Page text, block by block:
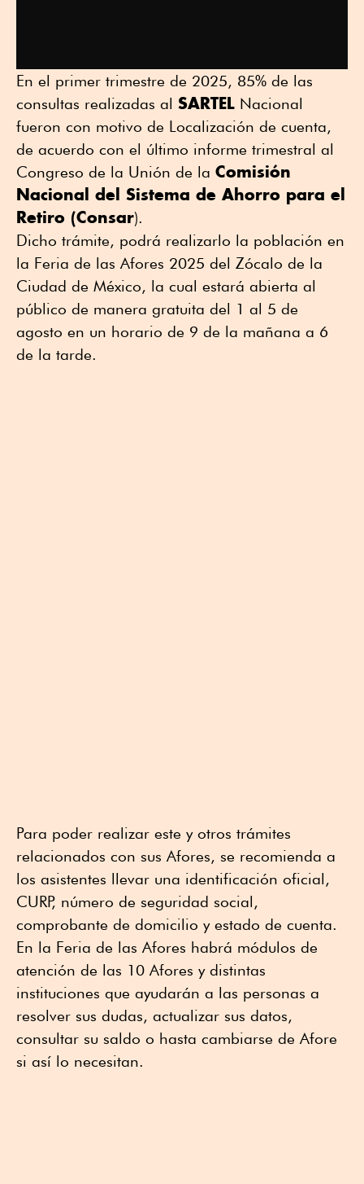
En el primer trimestre de 2025, 85% de las
consultas realizadas al SARTEL Nacional
fueron con motivo de Localización de cuenta,
de acuerdo con el último informe trimestral al
Congreso de la Unión de la Comisión
Nacional del Sistema de Ahorro para el
Retiro (Consar).
Dicho trámite, podrá realizarlo la población en
la Feria de las Afores 2025 del Zócalo de la
Ciudad de México, la cual estará abierta al
público de manera gratuita del 1 al 5 de
agosto en un horario de 9 de la mañana a 6
de la tarde.
Para poder realizar este y otros trámites
relacionados con sus Afores, se recomienda a
los asistentes llevar una identificación oficial,
CURP, número de seguridad social,
comprobante de domicilio y estado de cuenta.
En la Feria de las Afores habrá módulos de
atención de las 10 Afores y distintas
instituciones que ayudarán a las personas a
resolver sus dudas, actualizar sus datos,
consultar su saldo o hasta cambiarse de Afore
si así lo necesitan.